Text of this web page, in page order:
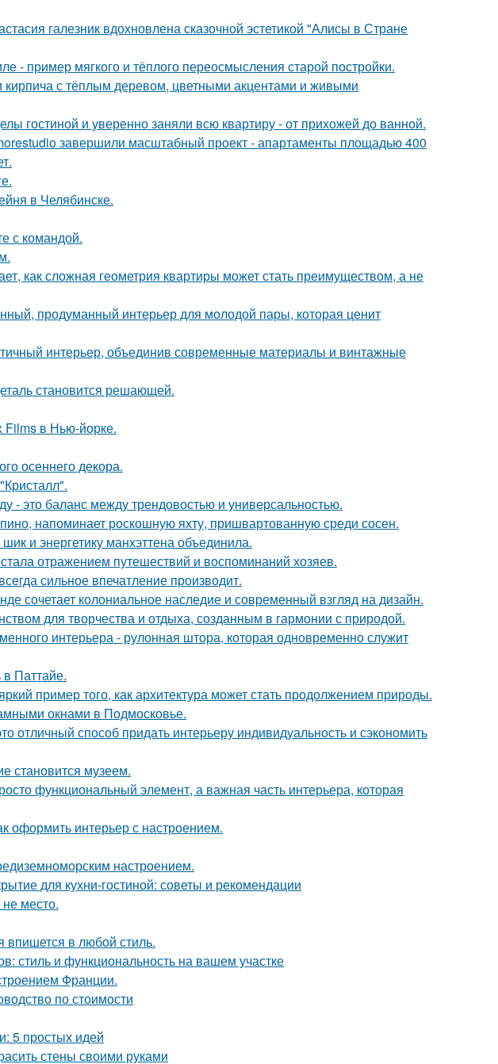
галезник вдохновлена сказочной эстетикой "Алисы в Стране
- пример мягкого и тёплого переосмысления старой постройки.
кирпича с тёплым деревом, цветными акцентами и живыми
гостиной и уверенно заняли всю квартиру - от прихожей до ванной.
завершили масштабный проект - апартаменты площадью 400
в Челябинске.
с командой.
как сложная геометрия квартиры может стать преимуществом, а не
продуманный интерьер для молодой пары, которая ценит
интерьер, объединив современные материалы и винтажные
становится решающей.
Films в Нью-йорке.
осеннего декора.
- это баланс между трендовостью и универсальностью.
напоминает роскошную яхту, пришвартованную среди сосен.
и энергетику манхэттена объединила.
отражением путешествий и воспоминаний хозяев.
сильное впечатление производит.
сочетает колониальное наследие и современный взгляд на дизайн.
для творчества и отдыха, созданным в гармонии с природой.
интерьера - рулонная штора, которая одновременно служит
в Паттайе.
пример того, как архитектура может стать продолжением природы.
окнами в Подмосковье.
отличный способ придать интерьеру индивидуальность и сэкономить
становится музеем.
функциональный элемент, а важная часть интерьера, которая
оформить интерьер с настроением.
настроением.
для кухни-гостиной: советы и рекомендации
место.
впишется в любой стиль.
стиль и функциональность на вашем участке
Франции.
по стоимости
5 простых идей
стены своими руками